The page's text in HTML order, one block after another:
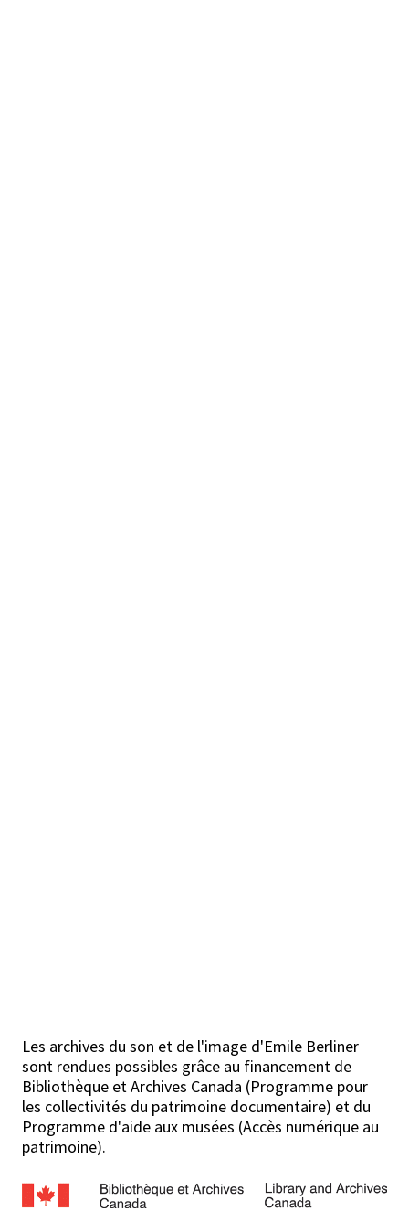
Les archives du son et de l'image d'Emile Berliner
sont rendues possibles grâce au financement de
Bibliothèque et Archives Canada (Programme pour
les collectivités du patrimoine documentaire) et du
Programme d'aide aux musées (Accès numérique au
patrimoine).